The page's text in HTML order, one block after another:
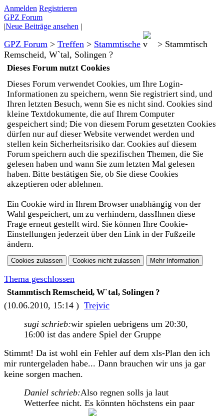
Anmelden Registrieren
GPZ Forum
|Neue Beiträge ansehen |
GPZ Forum > Treffen > Stammtische > Stammtisch
Remscheid, W`tal, Solingen ?
Dieses Forum nutzt Cookies
Dieses Forum verwendet Cookies, um Ihre Login-
Informationen zu speichern, wenn Sie registriert sind, und
Ihren letzten Besuch, wenn Sie es nicht sind. Cookies sind
kleine Textdokumente, die auf Ihrem Computer
gespeichert sind; Die von diesem Forum gesetzten Cookies
dürfen nur auf dieser Website verwendet werden und
stellen kein Sicherheitsrisiko dar. Cookies auf diesem
Forum speichern auch die spezifischen Themen, die Sie
gelesen haben und wann Sie zum letzten Mal gelesen
haben. Bitte bestätigen Sie, ob Sie diese Cookies
akzeptieren oder ablehnen.
Ein Cookie wird in Ihrem Browser unabhängig von der
Wahl gespeichert, um zu verhindern, dassIhnen diese
Frage erneut gestellt wird. Sie können Ihre Cookie-
Einstellungen jederzeit über den Link in der Fußzeile
ändern.
Thema geschlossen
Stammtisch Remscheid, W`tal, Solingen ?
(10.06.2010, 15:14 ) Trejvic
sugi schrieb:wir spielen uebrigens um 20:30,
16:00 ist das andere Spiel der Gruppe
Stimmt! Da ist wohl ein Fehler auf dem xls-Plan den ich
mir runtergeladen habe... Dann brauchen wir uns ja gar
keine sorgen machen.
Daniel schrieb:Also regnen solls ja laut
Wetterfee nicht. Es könnten höchstens ein paar